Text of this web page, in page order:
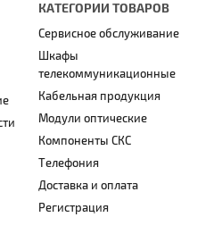
КАТЕГОРИИ ТОВАРОВ
Сервисное обслуживание
Шкафы
телекоммуникационные
Кабельная продукция
Модули оптические
Компоненты СКС
Телефония
Доставка и оплата
Регистрация